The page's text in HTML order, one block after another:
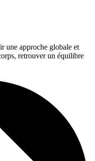
une approche globale et
retrouver un équilibre